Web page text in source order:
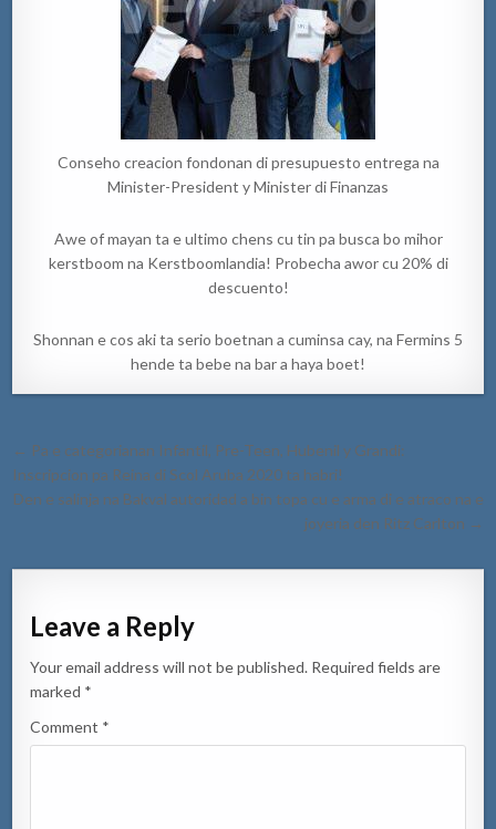
Conseho creacion fondonan di presupuesto entrega na
Minister-President y Minister di Finanzas
Awe of mayan ta e ultimo chens cu tin pa busca bo mihor
kerstboom na Kerstboomlandia! Probecha awor cu 20% di
descuento!
Shonnan e cos aki ta serio boetnan a cuminsa cay, na Fermins 5
hende ta bebe na bar a haya boet!
Post
navigation
← Pa e categorianan Infantil, Pre-Teen, Hubenil y Grandi:
Inscripcion pa Reina di Scol Aruba 2020 ta habri!
Den e salinja na Bakval autoridad a bin topa cu e arma di e atraco na e
joyeria den Ritz Carlton →
Leave a Reply
Your email address will not be published. Required fields are
marked *
Comment *